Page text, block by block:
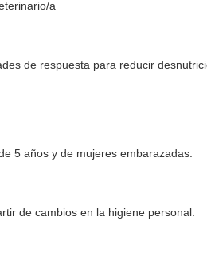
a
de respuesta para reducir
5 años y de mujeres embarazadas.
de cambios en la higiene personal.